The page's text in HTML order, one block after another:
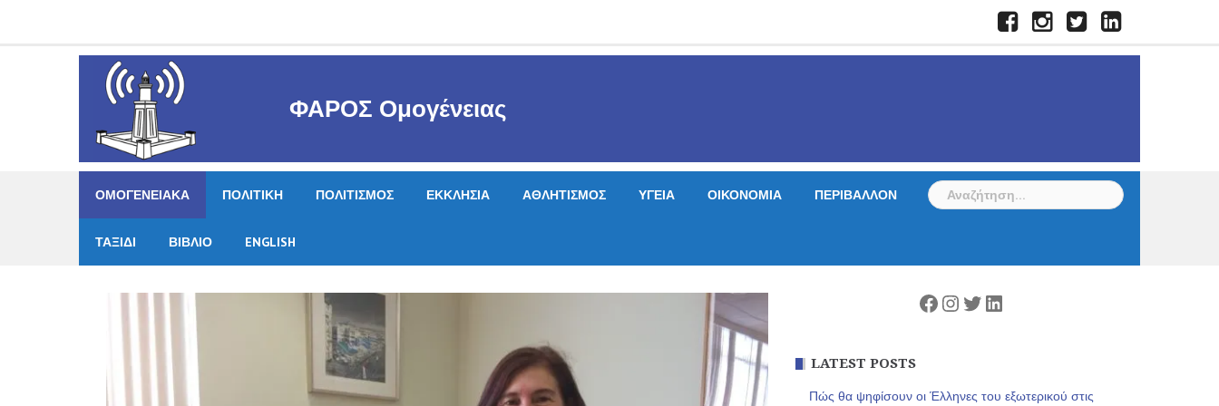
FacebookInstagramTwitterLinkedIn
ΦΑΡΟΣ Ομογένειας
ΟΜΟΓΕΝΕΙΑΚΑ ΠΟΛΙΤΙΚΗ ΠΟΛΙΤΙΣΜΟΣ ΕΚΚΛΗΣΙΑ ΑΘΛΗΤΙΣΜΟΣ ΥΓΕΙΑ ΟΙΚΟΝΟΜΙΑ ΠΕΡΙΒΑΛΛΟΝ
ΤΑΞΙΔΙ ΒΙΒΛΙΟ ENGLISH
Αναζήτηση
για:
Facebook
Instagram
Twitter
Linkedin
LATEST POSTS
Πώς θα ψηφίσουν οι Έλληνες του εξωτερικού στις